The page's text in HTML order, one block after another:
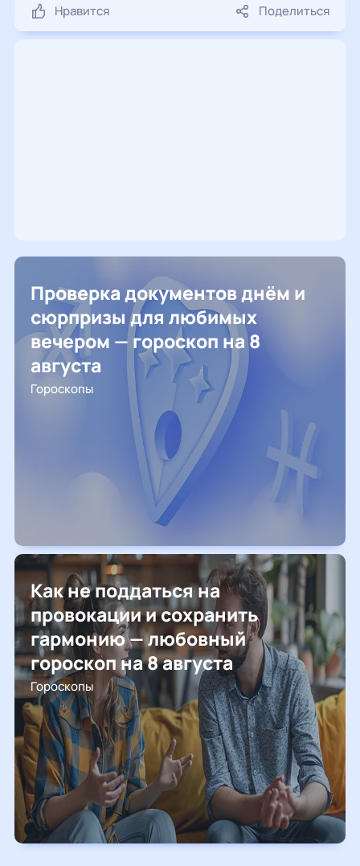
Нравится Поделиться
Проверка документов днём и
сюрпризы для любимых
вечером — гороскоп на 8
августа
Гороскопы
Как не поддаться на
провокации и сохранить
гармонию — любовный
гороскоп на 8 августа
Гороскопы